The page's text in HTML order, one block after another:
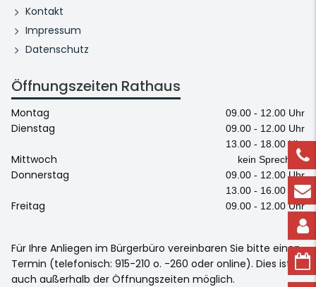
Kontakt
Impressum
Datenschutz
Öffnungszeiten Rathaus
Montag 09.00 - 12.00 Uhr
Dienstag
09.00 - 12.00 Uhr
13.00 - 18.00 Uhr
Mittwoch kein Sprechtag
Donnerstag
09.00 - 12.00 Uhr
13.00 - 16.00 Uhr
Freitag 09.00 - 12.00 Uhr
Für Ihre Anliegen im Bürgerbüro vereinbaren Sie bitte einen
Termin (telefonisch: 915-210 o. -260 oder online). Dies ist
auch außerhalb der Öffnungszeiten möglich.